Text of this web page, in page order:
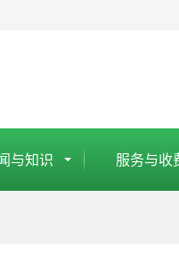
与知识 服务与收